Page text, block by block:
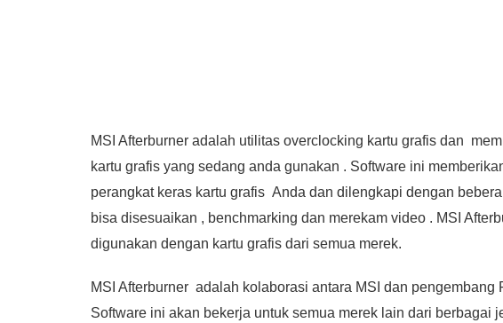
MSI Afterburner adalah utilitas overclocking kartu grafis dan
kartu grafis yang sedang anda gunakan . Software ini
perangkat keras kartu grafis Anda dan dilengkapi dengan
bisa disesuaikan , benchmarking dan merekam video . MSI
digunakan dengan kartu grafis dari semua merek.
MSI Afterburner adalah kolaborasi antara MSI dan pengembang
Software ini akan bekerja untuk semua merek lain dari berbagai